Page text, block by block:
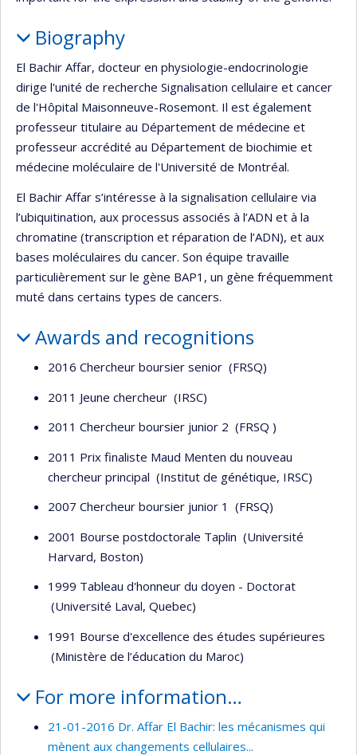
Biography
El Bachir Affar, docteur en physiologie-endocrinologie
dirige l'unité de recherche Signalisation cellulaire et cancer
de l'Hôpital Maisonneuve-Rosemont. Il est également
professeur titulaire au Département de médecine et
professeur accrédité au Département de biochimie et
médecine moléculaire de l'Université de Montréal.
El Bachir Affar s’intéresse à la signalisation cellulaire via
l’ubiquitination, aux processus associés à l’ADN et à la
chromatine (transcription et réparation de l’ADN), et aux
bases moléculaires du cancer. Son équipe travaille
particulièrement sur le gène BAP1, un gène fréquemment
muté dans certains types de cancers.
Awards and recognitions
2016 Chercheur boursier senior (FRSQ)
2011 Jeune chercheur (IRSC)
2011 Chercheur boursier junior 2 (FRSQ )
2011 Prix finaliste Maud Menten du nouveau
chercheur principal (Institut de génétique, IRSC)
2007 Chercheur boursier junior 1 (FRSQ)
2001 Bourse postdoctorale Taplin (Université
Harvard, Boston)
1999 Tableau d'honneur du doyen - Doctorat
(Université Laval, Quebec)
1991 Bourse d'excellence des études supérieures
(Ministère de l’éducation du Maroc)
For more information…
21-01-2016 Dr. Affar El Bachir‏: les mécanismes qui
mènent aux changements cellulaires...